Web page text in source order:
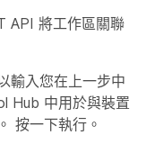
API 將工作區關聯
輸入您在上一步中
Hub 中用於與裝置
按一下執行 。